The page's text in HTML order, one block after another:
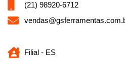
(21) 98920-6712
Filial - ES